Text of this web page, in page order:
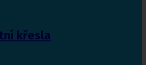
křesla